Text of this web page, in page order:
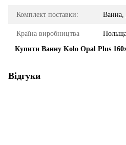
Комплект поставки: Ванна,
Країна виробництва
Купити Ванну Kolo Opal Plus
Відгуки